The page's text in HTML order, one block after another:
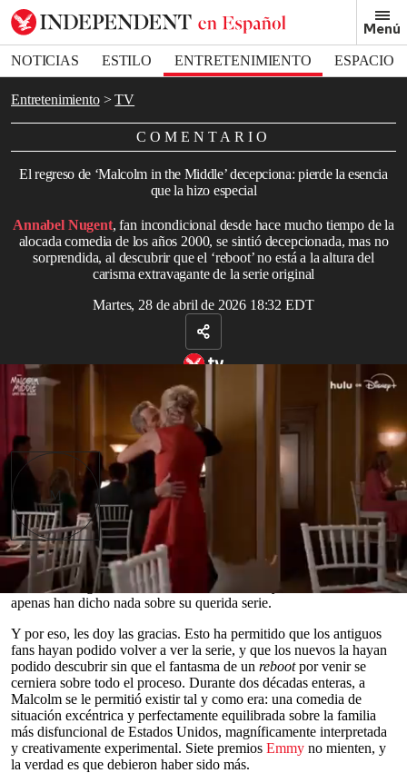
Menú
NOTICIAS ESTILO ENTRETENIMIENTO
ESPACIO
DEPORTES
Entretenimiento TV
COMENTARIO
El regreso de ‘Malcolm in the Middle’ decepciona: pierde la esencia
que la hizo especial
Annabel Nugent, fan incondicional desde hace mucho tiempo de la
alocada comedia de los años 2000, se sintió decepcionada, mas no
sorprendida, al descubrir que el ‘reboot’ no está a la altura del
carisma extravagante de la serie original
Martes, 28 de abril de 2026 18:32 EDT
Bookmark popover
Removed from bookmarks
Close popover
seconds
seconds
Tráiler de ‘Malcolm in the Middle: la vida sigue siendo injusta’
M
ientras que otras comedias de éxito de antaño se
han mantenido activas durante sus años de pausa,
exprimiendo al máximo la vaca lechera con
pódcast de repaso y anuncios en el Super Bowl
que insinúan un regreso lejano,
Malcolm in the
Middleha permanecido relativamente inactiva.
Desde que el neurótico niño genio de Frankie Muniz lanzó su
birrete al aire en 2006, poniendo fin a seis años y siete temporadas
de televisión gloriosamente caótica, el elenco y los creadores
apenas han dicho nada sobre su querida serie.
Y por eso, les doy las gracias. Esto ha permitido que los antiguos
fans hayan podido volver a ver la serie, y que los nuevos la hayan
podido descubrir sin que el fantasma de un rebootpor venir se
cerniera sobre todo el proceso. Durante dos décadas enteras, a
Malcolm se le permitió existir tal y como era: una comedia de
situación excéntrica y perfectamente equilibrada sobre la familia
más disfuncional de Estados Unidos, magníficamente interpretada
y creativamente experimental. Siete premios Emmy no mienten, y
la verdad es que debieron haber sido más.